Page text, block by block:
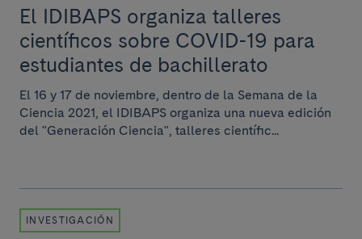
El IDIBAPS organiza talleres
científicos sobre COVID-19 para
estudiantes de bachillerato
El 16 y 17 de noviembre, dentro de la Semana de la
Ciencia 2021, el IDIBAPS organiza una nueva edición
del "Generación Ciencia", talleres científic...
INVESTIGACIÓN